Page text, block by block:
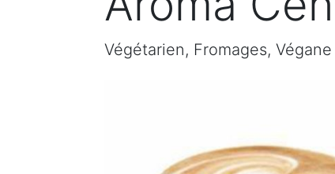
Végétarien, Fromages, Végane